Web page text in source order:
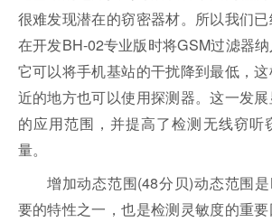
很难发现潜在的窃密器材。所以我们已
在开发BH-02专业版时将GSM过滤器纳
它可以将手机基站的干扰降到最低，
近的地方也可以使用探测器。这一发展
的应用范围，并提高了检测无线窃听
量。
增加动态范围(48分贝)动态范围
要的特性之一，也是检测灵敏度的重